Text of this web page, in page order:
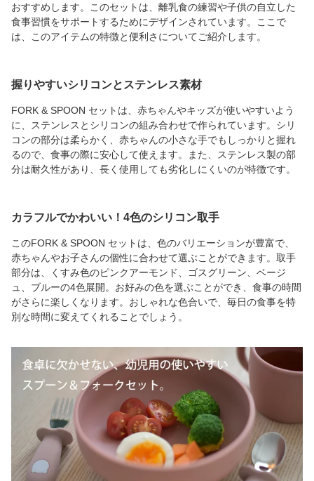
おすすめします。このセットは、離乳食の練習や子供の自立した
食事習慣をサポートするためにデザインされています。ここで
は、このアイテムの特徴と便利さについてご紹介します。
握りやすいシリコンとステンレス素材
FORK & SPOON セットは、赤ちゃんやキッズが使いやすいよう
に、ステンレスとシリコンの組み合わせで作られています。シリ
コンの部分は柔らかく、赤ちゃんの小さな手でもしっかりと握れ
るので、食事の際に安心して使えます。また、ステンレス製の部
分は耐久性があり、長く使用しても劣化しにくいのが特徴です。
カラフルでかわいい！4色のシリコン取手
このFORK & SPOON セットは、色のバリエーションが豊富で、
赤ちゃんやお子さんの個性に合わせて選ぶことができます。取手
部分は、くすみ色のピンクアーモンド、ゴスグリーン、ベージ
ュ、ブルーの4色展開。お好みの色を選ぶことができ、食事の時間
がさらに楽しくなります。おしゃれな色合いで、毎日の食事を特
別な時間に変えてくれることでしょう。